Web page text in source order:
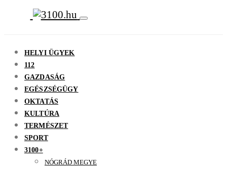
HELYI ÜGYEK
112
GAZDASÁG
EGÉSZSÉGÜGY
OKTATÁS
KULTÚRA
TERMÉSZET
SPORT
3100+
NÓGRÁD MEGYE